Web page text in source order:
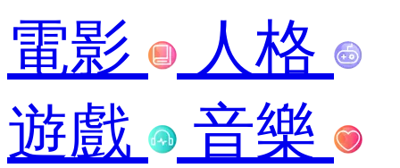
電影
人格
遊戲
音樂